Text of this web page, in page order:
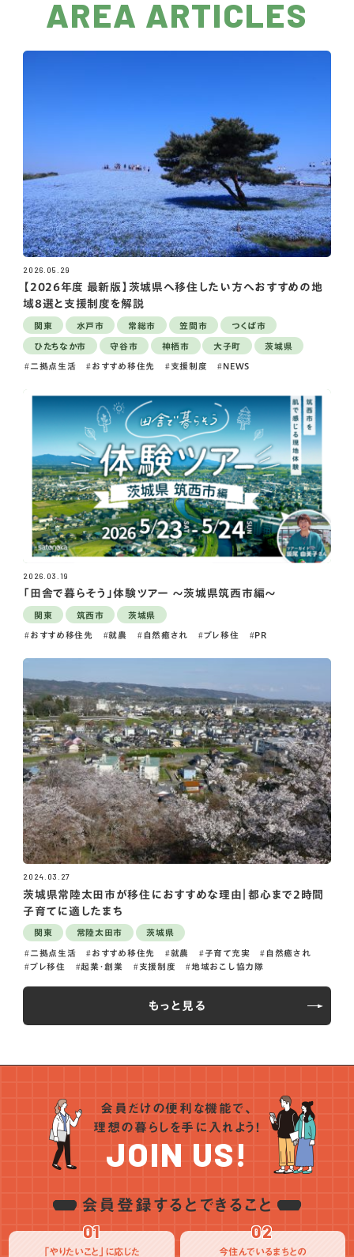
AREA ARTICLES
2026.05.29
【2026年度 最新版】茨城県へ移住したい方へおすすめの地
域8選と支援制度を解説
関東 水戸市 常総市 笠間市 つくば市
ひたちなか市 守谷市 神栖市 大子町 茨城県
二拠点生活 おすすめ移住先 支援制度 NEWS
2026.03.19
「田舎で暮らそう」体験ツアー ～茨城県筑西市編～
関東 筑西市 茨城県
おすすめ移住先 就農 自然癒され プレ移住 PR
2024.03.27
茨城県常陸太田市が移住におすすめな理由｜都心まで2時間
子育てに適したまち
関東 常陸太田市 茨城県
二拠点生活 おすすめ移住先 就農 子育て充実
自然癒され
プレ移住
起業・創業 支援制度 地域おこし協力隊
もっと見る
会員だけの便利な機能で、
理想の暮らしを手に入れよう！
JOIN US!
会員登録するとできること
01
「やりたいこと」に応じた
02
今住んでいるまちとの